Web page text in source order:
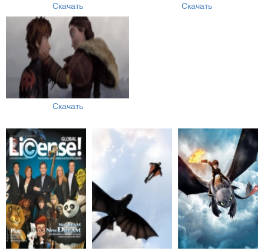
Скачать Скачать
Скачать